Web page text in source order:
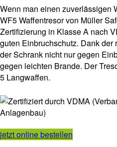
Wenn man einen zuverlässigen
WF5 Waffentresor von Müller
Zertifizierung in Klasse A nach
guten Einbruchschutz. Dank
der Schrank nicht nur gegen
gegen leichten Brande. Der
5 Langwaffen.
jetzt online bestellen